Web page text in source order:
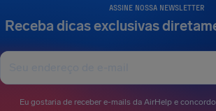
ASSINE NOSSA NEWSLETTER
Receba dicas exclusivas
Eu gostaria de receber e-mails da AirHelp e